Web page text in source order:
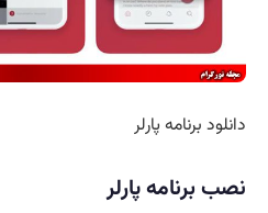
دانلود برنامه پارلر
نصب برنامه پارلر